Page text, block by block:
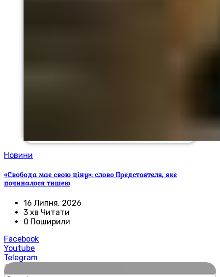
Новини
«Свобода має свою ціну»: слово Предстоятеля, яке
починалося тишею
16 Липня, 2026
3 хв Читати
0 Поширили
Facebook
Youtube
Telegram
🌍